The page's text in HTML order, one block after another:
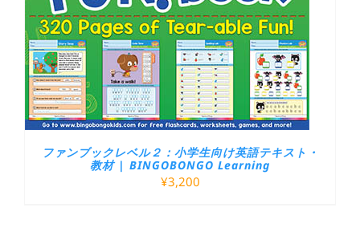
ファンブックレベル２：小学生向け英語テキスト・
教材 | BINGOBONGO Learning
¥3,200